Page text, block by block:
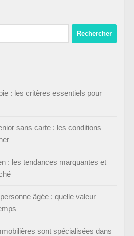
: les critères essentiels pour
sans carte : les conditions
: les tendances marquantes et
âgée : quelle valeur
sont spécialisées dans